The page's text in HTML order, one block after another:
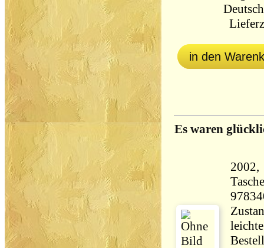
in den
Es waren
2002,